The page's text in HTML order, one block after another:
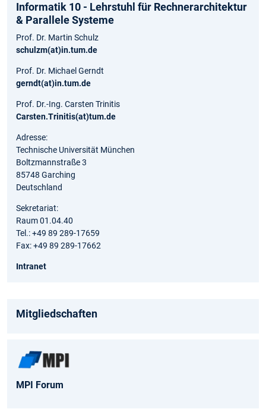
Informatik 10 - Lehrstuhl für Rechnerarchitektur
& Parallele Systeme
Prof. Dr. Martin Schulz
schulzm(at)in.tum.de
Prof. Dr. Michael Gerndt
gerndt(at)in.tum.de
Prof. Dr.-Ing. Carsten Trinitis
Carsten.Trinitis(at)tum.de
Adresse:
Technische Universität München
Boltzmannstraße 3
85748 Garching
Deutschland
Sekretariat:
Raum 01.04.40
Tel.: +49 89 289-17659
Fax: +49 89 289-17662
Intranet
Mitgliedschaften
MPI Forum